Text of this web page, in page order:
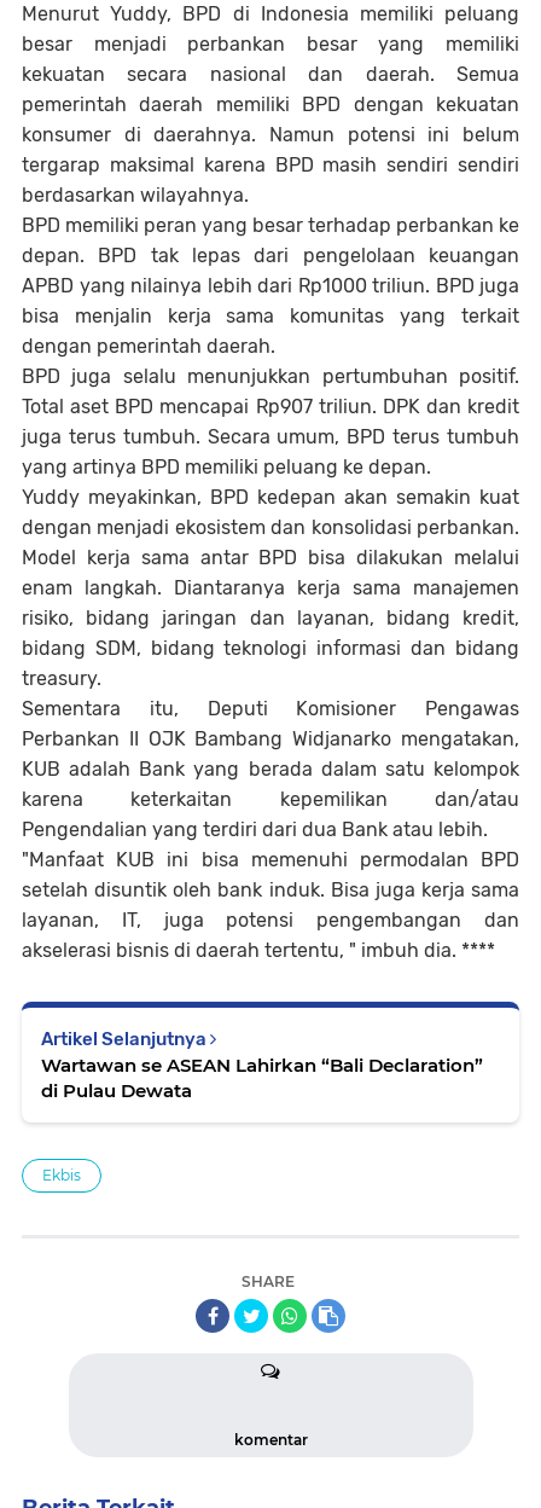
Menurut Yuddy, BPD di Indonesia memiliki peluang
besar menjadi perbankan besar yang memiliki
kekuatan secara nasional dan daerah. Semua
pemerintah daerah memiliki BPD dengan kekuatan
konsumer di daerahnya. Namun potensi ini belum
tergarap maksimal karena BPD masih sendiri sendiri
berdasarkan wilayahnya.
BPD memiliki peran yang besar terhadap perbankan ke
depan. BPD tak lepas dari pengelolaan keuangan
APBD yang nilainya lebih dari Rp1000 triliun. BPD juga
bisa menjalin kerja sama komunitas yang terkait
dengan pemerintah daerah.
BPD juga selalu menunjukkan pertumbuhan positif.
Total aset BPD mencapai Rp907 triliun. DPK dan kredit
juga terus tumbuh. Secara umum, BPD terus tumbuh
yang artinya BPD memiliki peluang ke depan.
Yuddy meyakinkan, BPD kedepan akan semakin kuat
dengan menjadi ekosistem dan konsolidasi perbankan.
Model kerja sama antar BPD bisa dilakukan melalui
enam langkah. Diantaranya kerja sama manajemen
risiko, bidang jaringan dan layanan, bidang kredit,
bidang SDM, bidang teknologi informasi dan bidang
treasury.
Sementara itu, Deputi Komisioner Pengawas
Perbankan II OJK Bambang Widjanarko mengatakan,
KUB adalah Bank yang berada dalam satu kelompok
karena keterkaitan kepemilikan dan/atau
Pengendalian yang terdiri dari dua Bank atau lebih.
"Manfaat KUB ini bisa memenuhi permodalan BPD
setelah disuntik oleh bank induk. Bisa juga kerja sama
layanan, IT, juga potensi pengembangan dan
akselerasi bisnis di daerah tertentu, " imbuh dia. ****
Artikel Selanjutnya
Wartawan se ASEAN Lahirkan “Bali Declaration”
di Pulau Dewata
Ekbis
SHARE
komentar